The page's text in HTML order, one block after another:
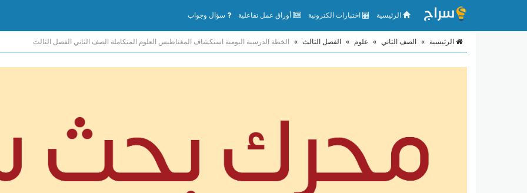
الرئيسية اختبارات الكترونية أوراق عمل تفاعلية سؤال وجواب
الرئيسية » الصف الثاني » علوم » الفصل الثالث » الخطة الدرسية اليومية استكشاف المغناطيس العلوم المتكاملة الصف الثاني الفصل الثالث